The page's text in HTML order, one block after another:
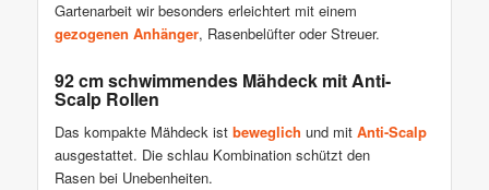
Gartenarbeit wir besonders erleichtert mit einem
gezogenen Anhänger, Rasenbelüfter oder Streuer.
92 cm schwimmendes Mähdeck mit Anti-
Scalp Rollen
Das kompakte Mähdeck ist beweglich und mit Anti-Scalp
ausgestattet. Die schlau Kombination schützt den
Rasen bei Unebenheiten.